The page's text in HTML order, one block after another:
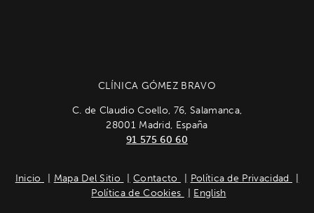
CLÍNICA GÓMEZ BRAVO
C. de Claudio Coello, 76, Salamanca,
28001 Madrid, España
91 575 60 60
Inicio Mapa Del Sitio Contacto
Política de Privacidad
Política de Cookies
English